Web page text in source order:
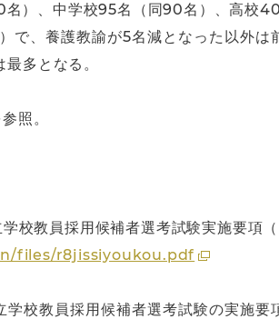
）、中学校95名（同90名）、高校
で、養護教諭が5名減となった以外
多となる。
照。
校教員採用候補者選考試験実施要項
files/r8jissiyoukou.pdf
校教員採用候補者選考試験の実施